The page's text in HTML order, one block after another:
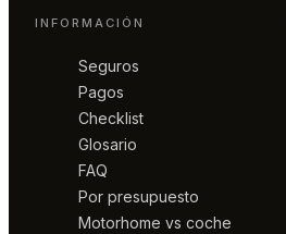
INFORMACIÓN
Seguros
Pagos
Checklist
Glosario
FAQ
Por presupuesto
Motorhome vs coche